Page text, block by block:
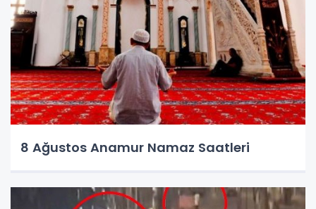
8 Ağustos Anamur Namaz Saatleri